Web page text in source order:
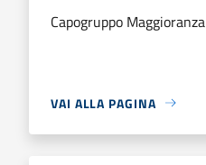
Capogruppo Maggioranza
VAI ALLA PAGINA